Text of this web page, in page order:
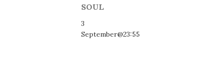
SOUL
3
September@23:55